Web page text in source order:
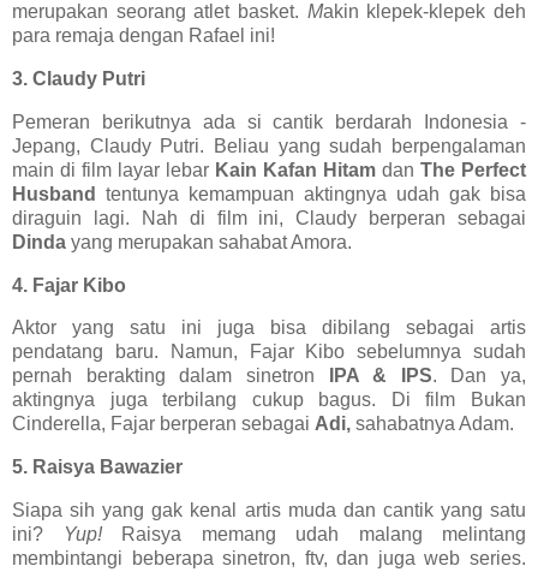
merupakan seorang atlet basket. Makin klepek-klepek deh
para remaja dengan Rafael ini!
3. Claudy Putri
Pemeran berikutnya ada si cantik berdarah Indonesia -
Jepang, Claudy Putri. Beliau yang sudah berpengalaman
main di film layar lebar Kain Kafan Hitam dan The Perfect
Husband
tentunya kemampuan aktingnya udah gak bisa
diraguin lagi. Nah di film ini, Claudy berperan sebagai
Dinda yang merupakan sahabat Amora.
4. Fajar Kibo
Aktor yang satu ini juga bisa dibilang sebagai artis
pendatang baru. Namun, Fajar Kibo sebelumnya sudah
pernah berakting dalam sinetron
IPA & IPS. Dan ya,
aktingnya juga terbilang cukup bagus. Di film Bukan
Cinderella, Fajar berperan sebagai Adi, sahabatnya Adam.
5. Raisya Bawazier
Siapa sih yang gak kenal artis muda dan cantik yang satu
ini?
Yup!
Raisya memang udah malang melintang
membintangi beberapa sinetron, ftv, dan juga web series.